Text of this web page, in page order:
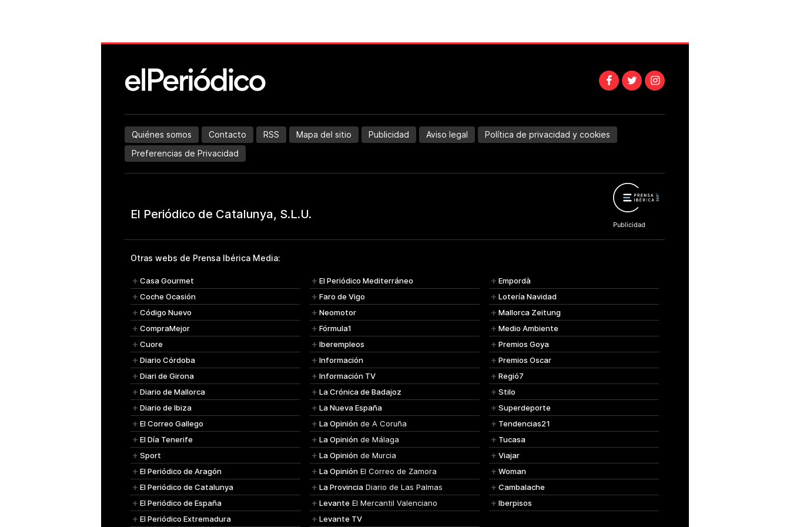
Quiénes somos Contacto RSS Mapa del sitio Publicidad Aviso legal
Política de privacidad y cookies
Preferencias de Privacidad
Otras webs de Prensa Ibérica Media:
Casa Gourmet
Coche Ocasión
Código Nuevo
CompraMejor
Cuore
Diario Córdoba
Diari de Girona
Diario de Mallorca
Diario de Ibiza
El Correo Gallego
El Día Tenerife
Sport
El Periódico de Aragón
El Periódico de Catalunya
El Periódico de España
El Periódico Extremadura
El Periódico Mediterráneo
Faro de Vigo
Neomotor
Fórmula1
Iberempleos
Información
Información TV
La Crónica de Badajoz
La Nueva España
La Opinión de A Coruña
La Opinión de Málaga
La Opinión de Murcia
La Opinión El Correo de Zamora
La Provincia Diario de Las Palmas
Levante El Mercantil Valenciano
Levante TV
Empordà
Lotería Navidad
Mallorca Zeitung
Medio Ambiente
Premios Goya
Premios Oscar
Regió7
Stilo
Superdeporte
Tendencias21
Tucasa
Viajar
Woman
Cambalache
Iberpisos